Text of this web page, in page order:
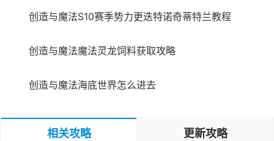
创造与魔法S10赛季势力更迭特诺奇蒂特兰教程
创造与魔法魔法灵龙饲料获取攻略
创造与魔法海底世界怎么进去
相关攻略 更新攻略